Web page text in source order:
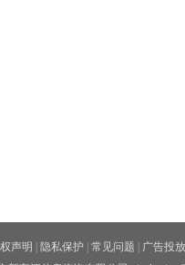
声明 隐私保护 常见问题
广告投放